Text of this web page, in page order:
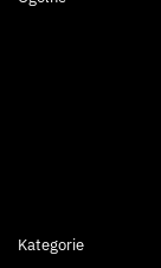
Kategorie